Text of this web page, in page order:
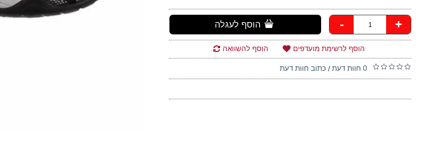
- + הוסף לעגלה
הוסף לרשימת מועדפים הוסף להשוואה
0 חוות דעת / כתוב חוות דעת